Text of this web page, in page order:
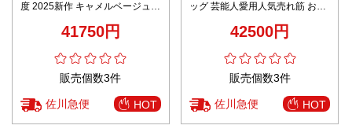
度 2025新作 キャメルベージュキ
ール 高級レベル仕様 圧倒的完成
41750円
販売個数3件
佐川急便 HOT
ッグ 芸能人愛用人気売れ筋 おす
ブランドコピー スーパーコピー
42500円
販売個数3件
佐川急便 HOT